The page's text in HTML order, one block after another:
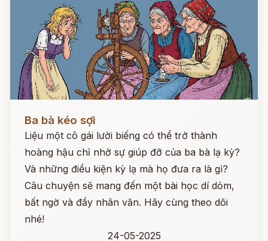
Ba bà kéo sợi
Liệu một cô gái lười biếng có thể trở thành
hoàng hậu chỉ nhờ sự giúp đỡ của ba bà lạ kỳ?
Và những điều kiện kỳ lạ mà họ đưa ra là gì?
Câu chuyện sẽ mang đến một bài học dí dỏm,
bất ngờ và đầy nhân văn. Hãy cùng theo dõi
nhé!
24-05-2025